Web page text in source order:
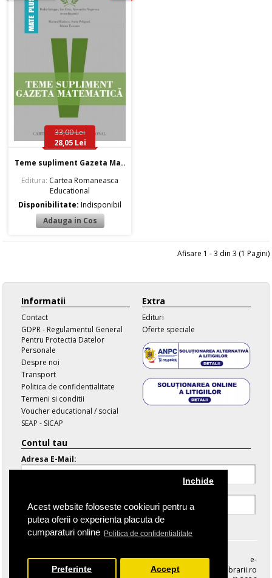
Acest website foloseste cookieuri pentru a
putea oferii o experienta placuta de
cumparaturi online Politica de confidentialitate
Inchide
Preferinte Accept
33,00 Lei
28,05 Lei
Teme supliment Gazeta Ma..
Editura: Cartea Romaneasca
Educational
Disponibilitate:Indisponibil
Afisare 1 - 3 din 3 (1 Pagini)
Informatii
Contact
GDPR - Regulamentul General
Pentru Protectia Datelor
Personale
Despre noi
Transport
Politica de confidentialitate
Termeni si conditii
Voucher educational / social
SEAP - SICAP
Extra
Edituri
Oferte speciale
Contul tau
Adresa E-Mail:
Parola Uitata
e-
librarii.ro